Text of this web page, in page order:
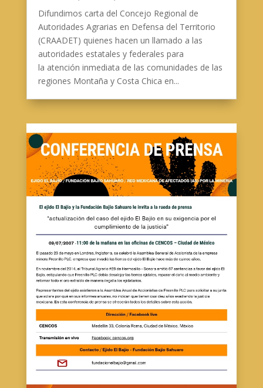
Difundimos carta del Concejo Regional de
Autoridades Agrarias en Defensa del Territorio
(CRAADET) quienes hacen un llamado a las
autoridades estatales y federales para
la atención inmediata de las comunidades de las
regiones Montaña y Costa Chica en...